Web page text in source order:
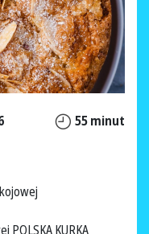
55 minut
POLSKA KURKA